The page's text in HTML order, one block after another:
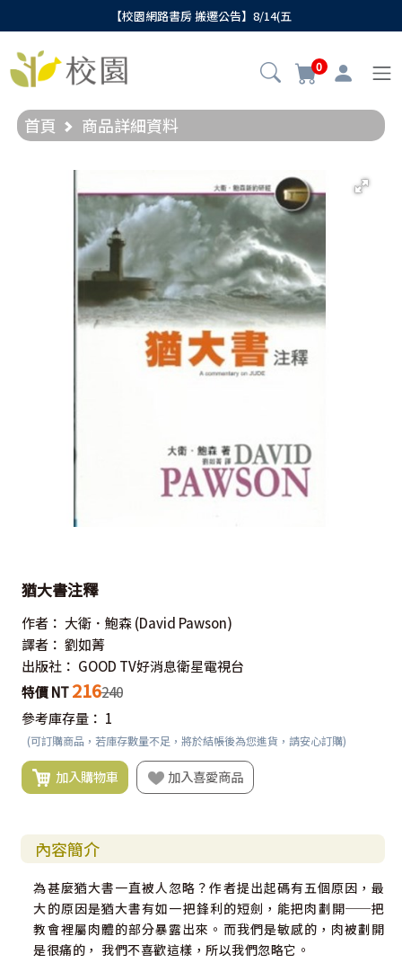
【校園網路書房 搬遷公告】8/14(五
0
首頁 商品詳細資料
猶大書注釋
作者： 大衛．鮑森 (David Pawson)
譯者： 劉如菁
出版社： GOOD TV好消息衛星電視台
特價 NT 216240
參考庫存量： 1
(可訂購商品，若庫存數量不足，將於結帳後為您進貨，請安心訂購)
加入購物車 加入喜愛商品
內容簡介
為甚麼猶大書一直被人忽略？作者提出起碼有五個原因，最
大的原因是猶大書有如一把鋒利的短劍，能把肉劃開──把
教會裡屬肉體的部分暴露出來。而我們是敏感的，肉被劃開
是很痛的， 我們不喜歡這樣，所以我們忽略它。